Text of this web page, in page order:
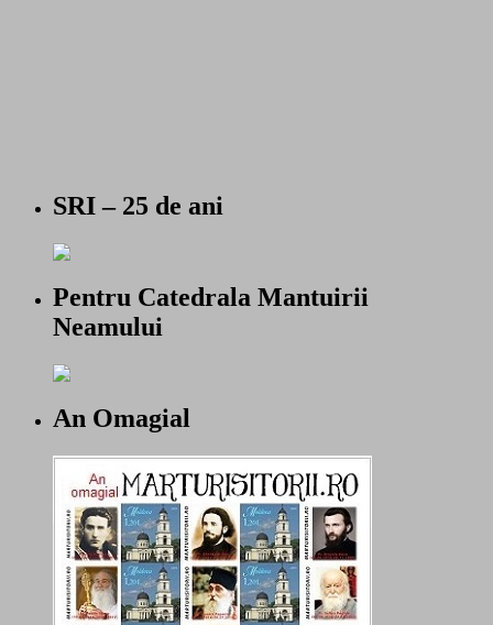
SRI – 25 de ani
Pentru Catedrala Mantuirii
Neamului
An Omagial